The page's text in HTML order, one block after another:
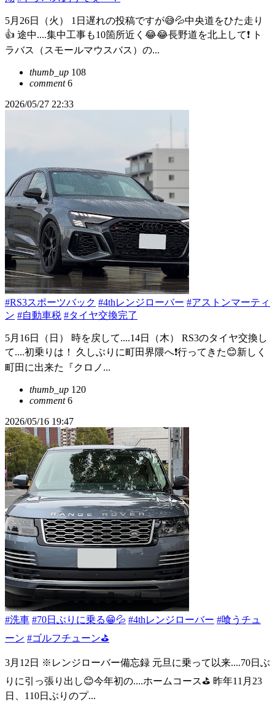
5月26日（火） 1日遅れの投稿ですが😅💦中央道をひた走り
👍 途中....集中工事も10箇所近く😂😂長野道を北上して❗️ ト
ラバス（スモールマウスバス）の...
thumb_up 108
comment6
2026/05/27 22:33
#RS3スポーツバック #4thレンジローバー #アストンマーティ
ン #自動車税 #タイヤ交換完了
5月16日（日） 時を戻して....14日（木） RS3のタイヤ交換し
て....初乗りは！ 久しぶりに町田界隈へ❗️行ってきた😊新しく
町田に出来た『クロノ...
thumb_up 120
comment6
2026/05/16 19:47
#洗車 #70日ぶりに乗る😁💦 #4thレンジローバー #喰うチュ
ーン #ゴルフチューン⛳️
3月12日 ※レンジローバー備忘録 元旦に乗って以来....70日ぶ
りに引っ張り出し😊今年初の....ホームコース⛳️ 昨年11月23
日、110日ぶりのプ...